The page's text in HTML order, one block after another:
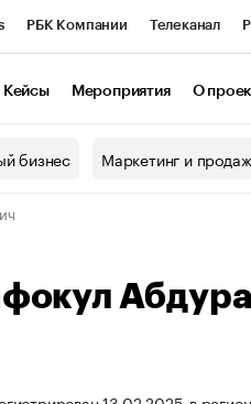
РБК Компании Телеканал
Кейсы Мероприятия О
бизнес Маркетинг и